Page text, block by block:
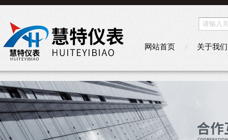
网站首页 关于我们